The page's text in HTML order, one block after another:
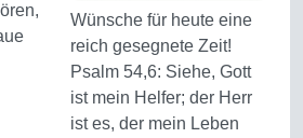
Wünsche für heute eine
reich gesegnete Zeit!
Psalm 54,6: Siehe, Gott
ist mein Helfer; der Herr
ist es, der mein Leben